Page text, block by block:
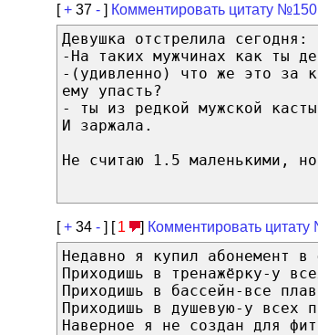
[+ 37 - ] Комментировать цитату
Девушка отстрелила сегодня:
-На таких мужчинах как ты
-(удивленно) что же это за
ему упасть?
- ты из редкой мужской
И заржала.
Не считаю 1.5 маленькими,
[+ 34 - ] [ 1 ] Комментировать
Недавно я купил абонемент
Приходишь в тренажёрку-у
Приходишь в бассейн-все
Приходишь в душевую-у всех
Наверное я не создан для